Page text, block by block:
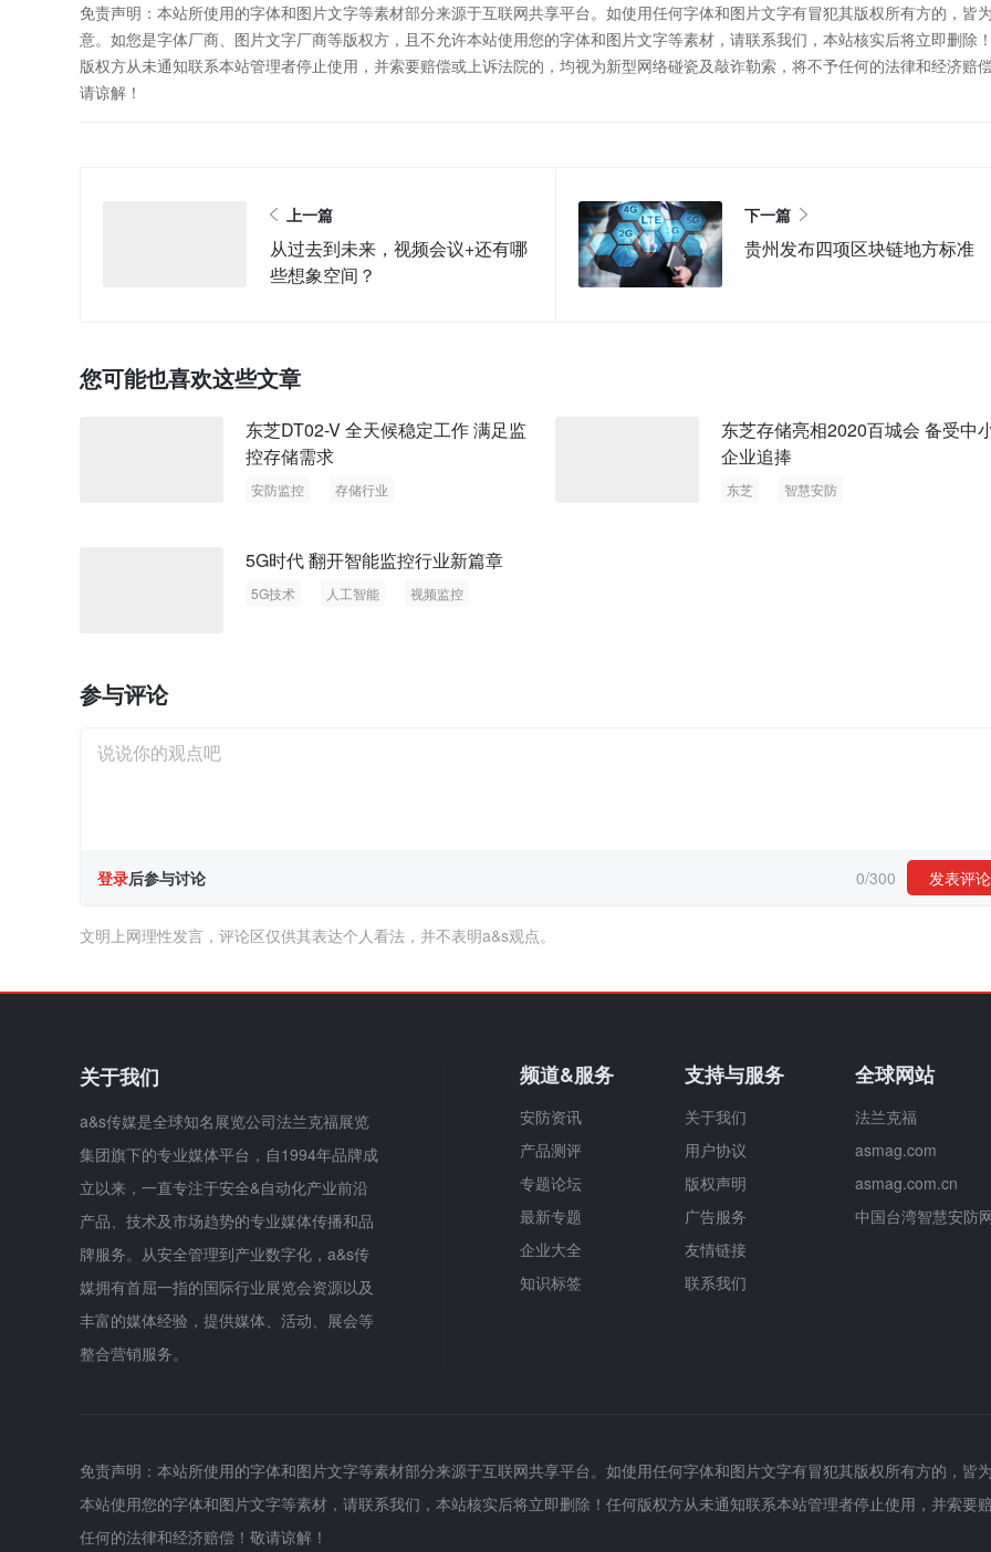
免责声明：本站所使用的字体和图片文字等素材部分来源于互联网共享平台。如使用任何字体和图片文字有冒犯其版权所有方的，皆
意。如您是字体厂商、图片文字厂商等版权方，且不允许本站使用您的字体和图片文字等素材，请联系我们，本站核实后将立即删除
版权方从未通知联系本站管理者停止使用，并索要赔偿或上诉法院的，均视为新型网络碰瓷及敲诈勒索，将不予任何的法律和经济赔
请谅解！
上一篇
从过去到未来，视频会议+还有哪
些想象空间？
下一篇
贵州发布四项区块链地方标准
您可能也喜欢这些文章
东芝DT02-V 全天候稳定工作 满足监
控存储需求
安防监控 存储行业
东芝存储亮相2020百城会 备受中
企业追捧
东芝 智慧安防
5G时代 翻开智能监控行业新篇章
5G技术 人工智能 视频监控
参与评论
登录后参与讨论 0/300 发表评论
文明上网理性发言，评论区仅供其表达个人看法，并不表明a&s观点。
关于我们
a&s传媒是全球知名展览公司法兰克福展览
集团旗下的专业媒体平台，自1994年品牌成
立以来，一直专注于安全&自动化产业前沿
产品、技术及市场趋势的专业媒体传播和品
牌服务。从安全管理到产业数字化，a&s传
媒拥有首屈一指的国际行业展览会资源以及
丰富的媒体经验，提供媒体、活动、展会等
整合营销服务。
频道&服务
安防资讯
产品测评
专题论坛
最新专题
企业大全
知识标签
支持与服务
关于我们
用户协议
版权声明
广告服务
友情链接
联系我们
全球网站
法兰克福
asmag.com
asmag.com.cn
中国台湾智慧安防
免责声明：本站所使用的字体和图片文字等素材部分来源于互联网共享平台。如使用任何字体和图片文字有冒犯其版权所有方的，
本站使用您的字体和图片文字等素材，请联系我们，本站核实后将立即删除！任何版权方从未通知联系本站管理者停止使用，并索
任何的法律和经济赔偿！敬请谅解！